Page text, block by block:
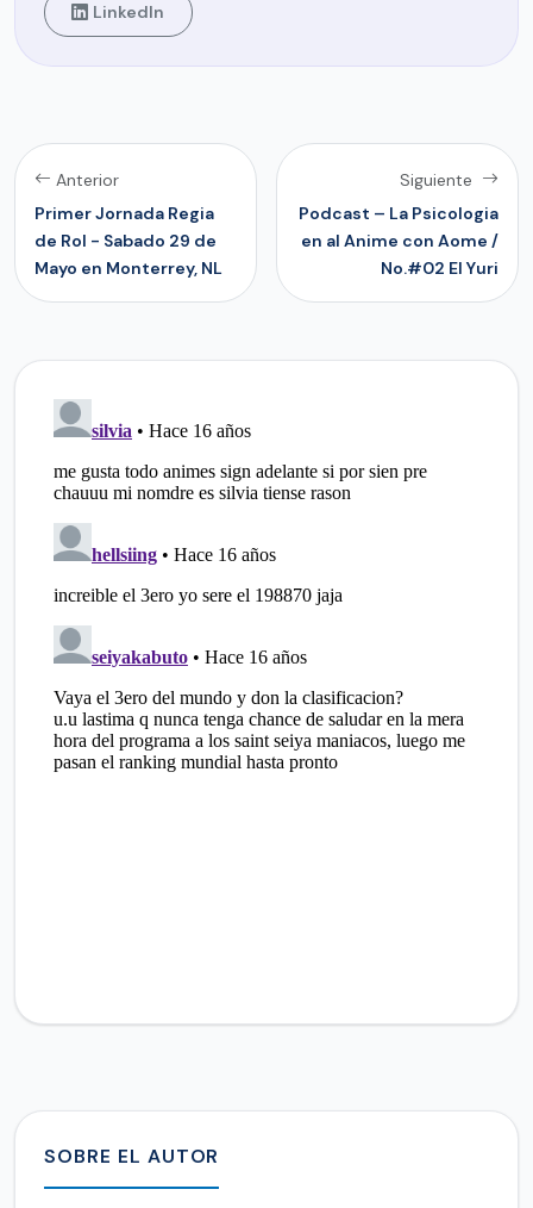
LinkedIn
Anterior
Primer Jornada Regia
de Rol - Sabado 29 de
Mayo en Monterrey, NL
Siguiente
Podcast – La Psicologia
en al Anime con Aome /
No.#02 El Yuri
SOBRE EL AUTOR